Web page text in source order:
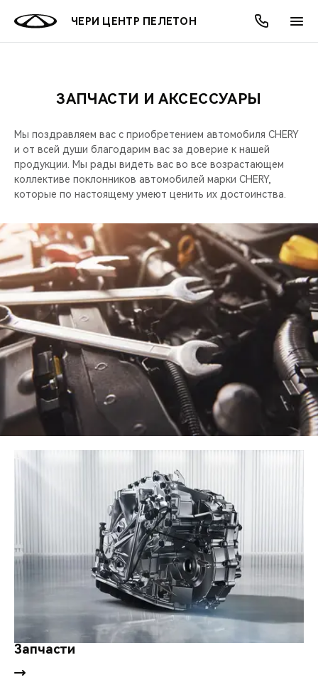
ЧЕРИ ЦЕНТР ПЕЛЕТОН
МОДЕЛИ
ВСЕ МОДЕЛИ
КРОССОВЕРЫ
СЕДАНЫ
НОВИНКИ
ПОКУПАТЕЛЯМ
ВЫБОР И ПОКУПКА
КРЕДИТ И СТРАХОВАНИЕ
ВЛАДЕЛЬЦАМ
СЕРВИС
ЗАПЧАСТИ И АКСЕССУАРЫ
CHERY CONNECT
МИР CHERY
АКСЕССУАРЫ
О БРЕНДЕ
ЛЮДИ CHERY
БЛАГОТВОРИТЕЛЬНОСТЬ
CHERY REMOTE
CHERY И СПОРТ
НАШИ МЕРОПРИЯТИЯ
CHERY ДЛЯ ДЕТЕЙ
АКЦИИ
ВЫГОДЫ И АКЦИИ
ОНЛАЙН СЕРВИСЫ
ВЫБОР И ПОКУПКА
КРЕДИТ
О КОМПАНИИ
О НАС
МЫ В СОЦСЕТЯХ
ЗАПЧАСТИ И АКСЕССУАРЫ
Мы поздравляем вас с приобретением автомобиля CHERY
и от всей души благодарим вас за доверие к нашей
продукции. Мы рады видеть вас во все возрастающем
коллективе поклонников автомобилей марки CHERY,
которые по настоящему умеют ценить их достоинства.
Запчасти